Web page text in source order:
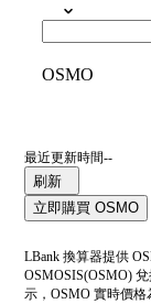
OSMO
最近更新時間--
刷新
立即購買 OSMO
LBank 換算器提供
OSMOSIS(OSMO)
示，OSMO 實時價格